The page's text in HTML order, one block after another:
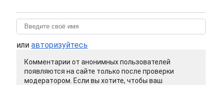
или авторизуйтесь
Комментарии от анонимных пользователей
появляются на сайте только после проверки
модератором. Если вы хотите, чтобы ваш